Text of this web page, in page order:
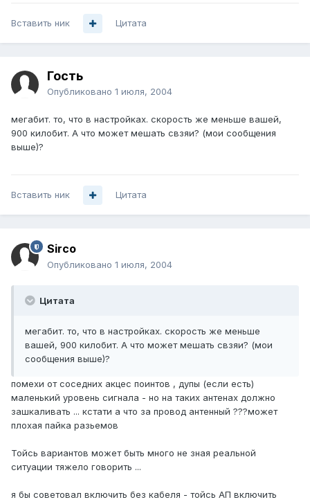
Вставить ник Цитата
Гость
Опубликовано 1 июля, 2004
мегабит. то, что в настройках. скорость же меньше вашей,
900 килобит. А что может мешать свзяи? (мои сообщения
выше)?
Вставить ник Цитата
Sirco
Опубликовано 1 июля, 2004
Цитата
мегабит. то, что в настройках. скорость же меньше
вашей, 900 килобит. А что может мешать свзяи? (мои
сообщения выше)?
помехи от соседних акцес поинтов , дупы (если есть)
маленький уровень сигнала - но на таких антенах должно
зашкаливать ... кстати а что за провод антенный ???может
плохая пайка разьемов
Тойсь вариантов может быть много не зная реальной
ситуации тяжело говорить ...
я бы советовал включить без кабеля - тойсь АП включить